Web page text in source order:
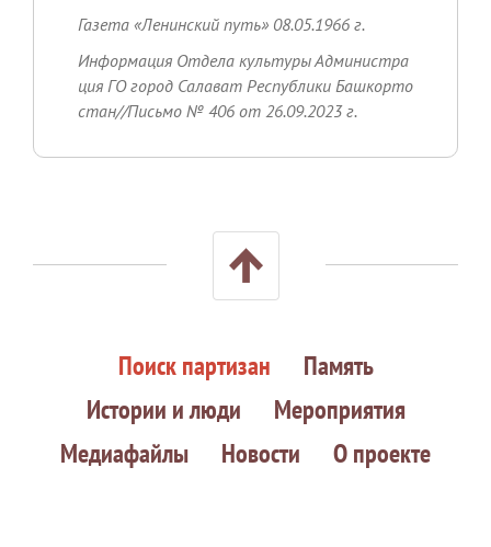
Газета «Ленинский путь» 08.05.1966 г.
Информация Отдела культуры Администра
ция ГО город Салават Республики Башкорто
стан//Письмо № 406 от 26.09.2023 г.
Поиск партизан
Память
Истории и люди
Мероприятия
Медиафайлы
Новости О проекте